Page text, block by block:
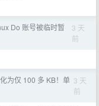
Do 账号被临时暂
3 天
前
为仅 100 多 KB！单 3 天
前